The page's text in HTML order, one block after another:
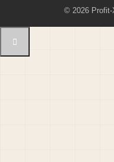
© 2026Profit-